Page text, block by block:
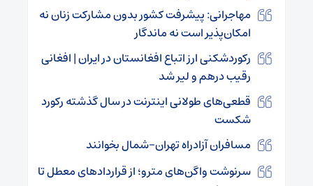
مهاجرانی: پیشرفت کشور بدون مشارکت زنان نه
امکان‌پذیر است نه ماندگار
رکوردشکنی ارز اتباع افغانستان در ایران | افغانی
رقیب درهم و لیر شد
قطعی‌های طولانی اینترنت در سال گذشته رکورد
شکست
مسافران آزادراه تهران–شمال بخوانند
سرنوشت واگن‌های مترو؛ از قراردادهای معطل تا